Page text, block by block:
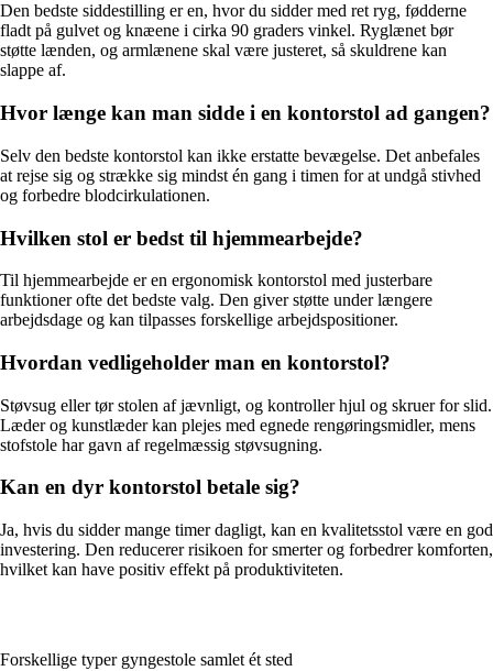
Den bedste siddestilling er en, hvor du sidder med ret ryg, fødderne
fladt på gulvet og knæene i cirka 90 graders vinkel. Ryglænet bør
støtte lænden, og armlænene skal være justeret, så skuldrene kan
slappe af.
Hvor længe kan man sidde i en kontorstol ad gangen?
Selv den bedste kontorstol kan ikke erstatte bevægelse. Det anbefales
at rejse sig og strække sig mindst én gang i timen for at undgå stivhed
og forbedre blodcirkulationen.
Hvilken stol er bedst til hjemmearbejde?
Til hjemmearbejde er en ergonomisk kontorstol med justerbare
funktioner ofte det bedste valg. Den giver støtte under længere
arbejdsdage og kan tilpasses forskellige arbejdspositioner.
Hvordan vedligeholder man en kontorstol?
Støvsug eller tør stolen af jævnligt, og kontroller hjul og skruer for slid.
Læder og kunstlæder kan plejes med egnede rengøringsmidler, mens
stofstole har gavn af regelmæssig støvsugning.
Kan en dyr kontorstol betale sig?
Ja, hvis du sidder mange timer dagligt, kan en kvalitetsstol være en god
investering. Den reducerer risikoen for smerter og forbedrer komforten,
hvilket kan have positiv effekt på produktiviteten.
Forskellige typer gyngestole samlet ét sted